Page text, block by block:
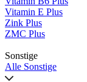
Vitamin E Plus
Zink Plus
ZMC Plus
Sonstige
Alle Sonstige